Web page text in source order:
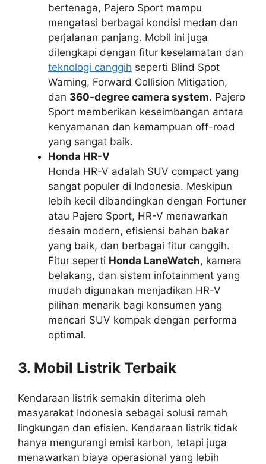
bertenaga, Pajero Sport mampu
mengatasi berbagai kondisi medan dan
perjalanan panjang. Mobil ini juga
dilengkapi dengan fitur keselamatan dan
teknologi canggih seperti Blind Spot
Warning, Forward Collision Mitigation,
dan 360-degree camera system. Pajero
Sport memberikan keseimbangan antara
kenyamanan dan kemampuan off-road
yang sangat baik.
Honda HR-V
Honda HR-V adalah SUV compact yang
sangat populer di Indonesia. Meskipun
lebih kecil dibandingkan dengan Fortuner
atau Pajero Sport, HR-V menawarkan
desain modern, efisiensi bahan bakar
yang baik, dan berbagai fitur canggih.
Fitur seperti Honda LaneWatch, kamera
belakang, dan sistem infotainment yang
mudah digunakan menjadikan HR-V
pilihan menarik bagi konsumen yang
mencari SUV kompak dengan performa
optimal.
3. Mobil Listrik Terbaik
Kendaraan listrik semakin diterima oleh
masyarakat Indonesia sebagai solusi ramah
lingkungan dan efisien. Kendaraan listrik tidak
hanya mengurangi emisi karbon, tetapi juga
menawarkan biaya operasional yang lebih